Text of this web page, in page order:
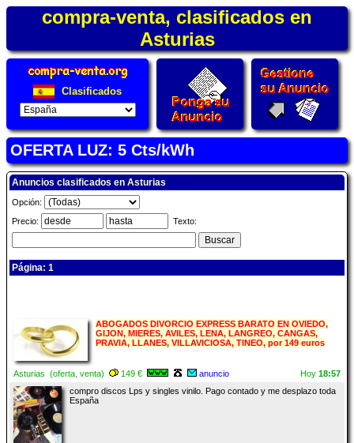
compra-venta, clasificados en
Asturias
Clasificados
OFERTA LUZ: 5 Cts/kWh
Anuncios clasificados en Asturias
Opción:
Precio:
Texto:
Página: 1
ABOGADOS DIVORCIO EXPRESS BARATO EN OVIEDO,
GIJON, MIERES, AVILES, LENA, LANGREO, CANGAS,
PRAVIA, LLANES, VILLAVICIOSA, TINEO, por 149 euros
Asturias (oferta, venta) 149 € anuncio Hoy 18:57
compro discos Lps y singles vinilo. Pago contado y me desplazo toda
España